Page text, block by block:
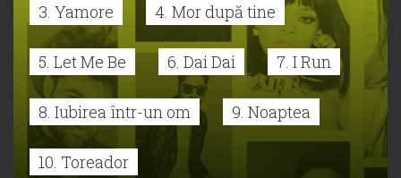
3. Yamore 4. Mor după tine
5. Let Me Be 6. Dai Dai 7. I Run
8. Iubirea într-un om 9. Noaptea
10. Toreador